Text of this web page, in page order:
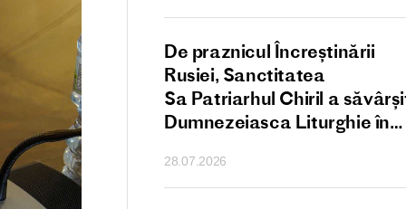
al Patriarhului
a întregii Rusii
De praznicul Încreștinării
Rusiei, Sanctitatea
Sa Patriarhul Chiril a
Dumnezeiasca Liturghie în
„Adormirea Maicii
din Kremlinul Moscovei
28.07.2026